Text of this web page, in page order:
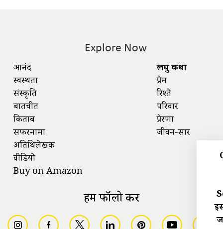
Explore Now
आनंद
स्वस्थता
संस्कृति
बातचीत
किताबें
सफरनामा
अतिथिलेखक
वीडियो
Buy on Amazon
लघु कथा
प्रेम
रिश्ते
परिवार
प्रेरणा
जीवन-सार
हमें फॉलो करें